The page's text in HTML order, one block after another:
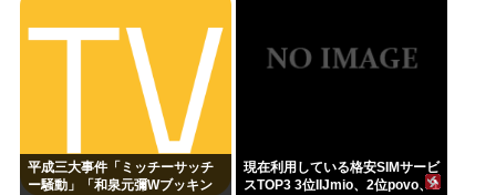
平成三大事件「ミッチーサッチ
ー騒動」「和泉元彌Wブッキン
現在利用している格安SIMサービ
スTOP3 3位IIJmio、2位povo、1